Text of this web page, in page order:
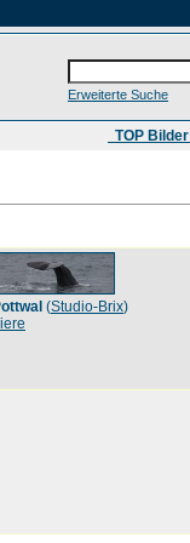
Erweiterte Suche
​ TOP Bilder
(Studio-Brix)